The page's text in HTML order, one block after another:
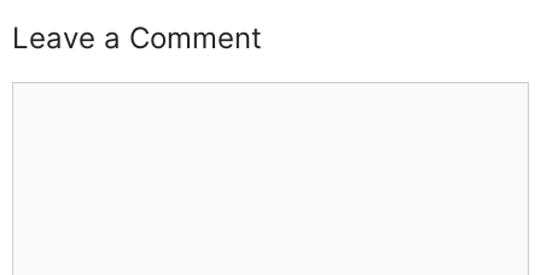
Leave a Comment